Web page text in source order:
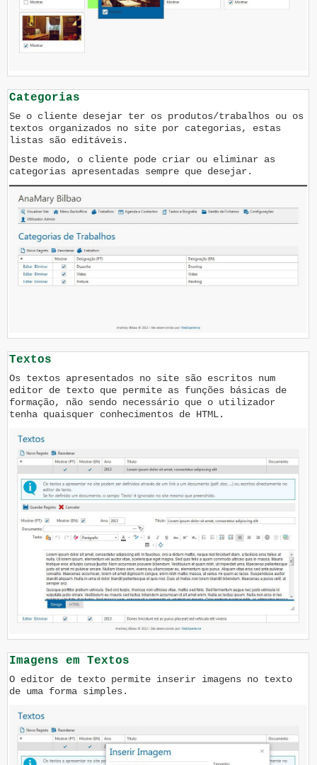
Categorias
Se o cliente desejar ter os produtos/trabalhos ou os
textos organizados no site por categorias, estas
listas são editáveis.
Deste modo, o cliente pode criar ou eliminar as
categorias apresentadas sempre que desejar.
Textos
Os textos apresentados no site são escritos num
editor de texto que permite as funções básicas de
formação, não sendo necessário que o utilizador
tenha quaisquer conhecimentos de HTML.
Imagens em Textos
O editor de texto permite inserir imagens no texto
de uma forma simples.